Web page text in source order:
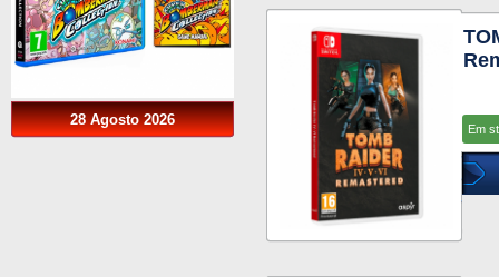
28 Agosto 2026
Em